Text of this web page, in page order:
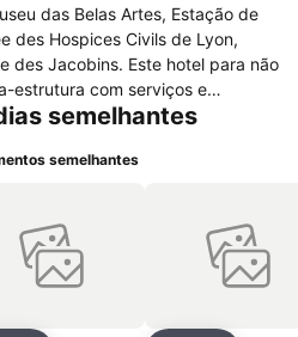
das Belas Artes, Estação de
des Hospices Civils de Lyon,
des Jacobins. Este hotel para não
estrutura com serviços e
aberta 24h, elevador, sala
O estacionamento existente é
e secador de cabelo,
máquina de café/chá, mini bar
quartos para pessoas com
semelhantes
semelhantes